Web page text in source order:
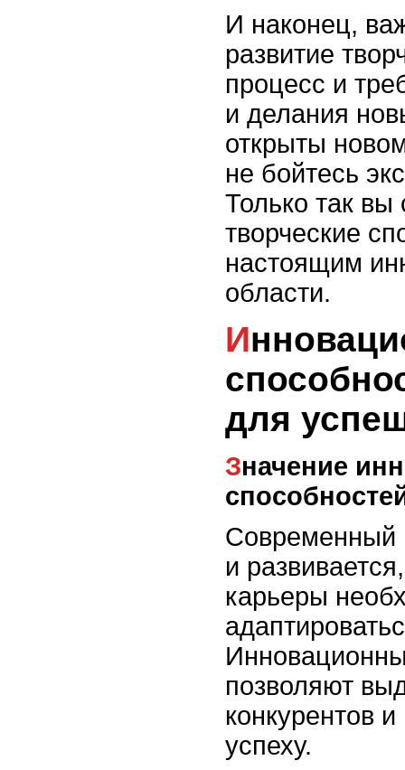
И наконец,
развитие
процесс и
и делания
открыты
не бойтесь
Только так вы
творческие
настоящим
области.
Инновационные
для
Значение инновационных
Современный
и
карьеры
позволяют
конкурентов
успеху.